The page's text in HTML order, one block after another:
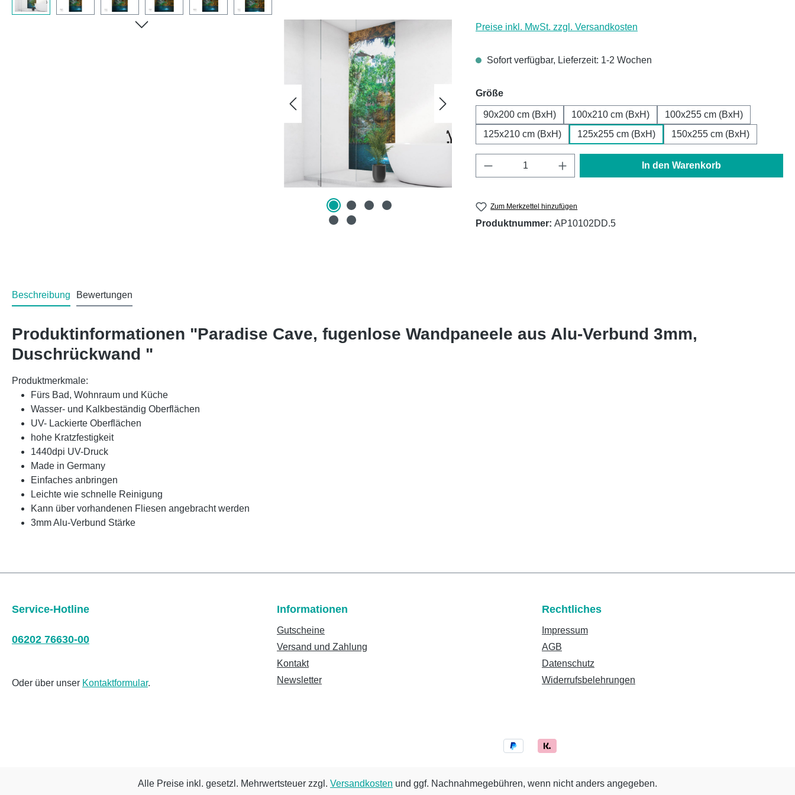
Preise inkl. MwSt. zzgl. Versandkosten
Sofort verfügbar, Lieferzeit: 1-2 Wochen
Größeauswählen
90x200 cm (BxH) 100x210 cm (BxH)
100x255 cm (BxH)
125x210 cm (BxH)
125x255 cm (BxH) 150x255 cm (BxH)
Produkt Anzahl: Gib den gewünschten Wert ein
In den Warenkorb
Zum Merkzettel hinzufügen
Produktnummer: AP10102DD.5
Beschreibung Bewertungen
Produktinformationen "Paradise Cave, fugenlose Wandpaneele aus Alu-Verbund 3mm,
Duschrückwand "
Produktmerkmale:
Fürs Bad, Wohnraum und Küche
Wasser- und Kalkbeständig Oberflächen
UV- Lackierte Oberflächen
hohe Kratzfestigkeit
1440dpi UV-Druck
Made in Germany
Einfaches anbringen
Leichte wie schnelle Reinigung
Kann über vorhandenen Fliesen angebracht werden
3mm Alu-Verbund Stärke
Service-Hotline
06202 76630-00
Oder über unser Kontaktformular.
Informationen
Gutscheine
Versand und Zahlung
Kontakt
Newsletter
Rechtliches
Impressum
AGB
Datenschutz
Widerrufsbelehrungen
Alle Preise inkl. gesetzl. Mehrwertsteuer zzgl. Versandkosten und ggf. Nachnahmegebühren, wenn nicht anders angegeben.